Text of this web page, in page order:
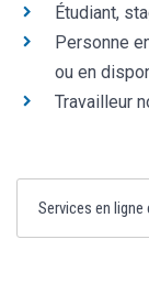
Étudiant,
Personne
ou en
Travailleur
Services en